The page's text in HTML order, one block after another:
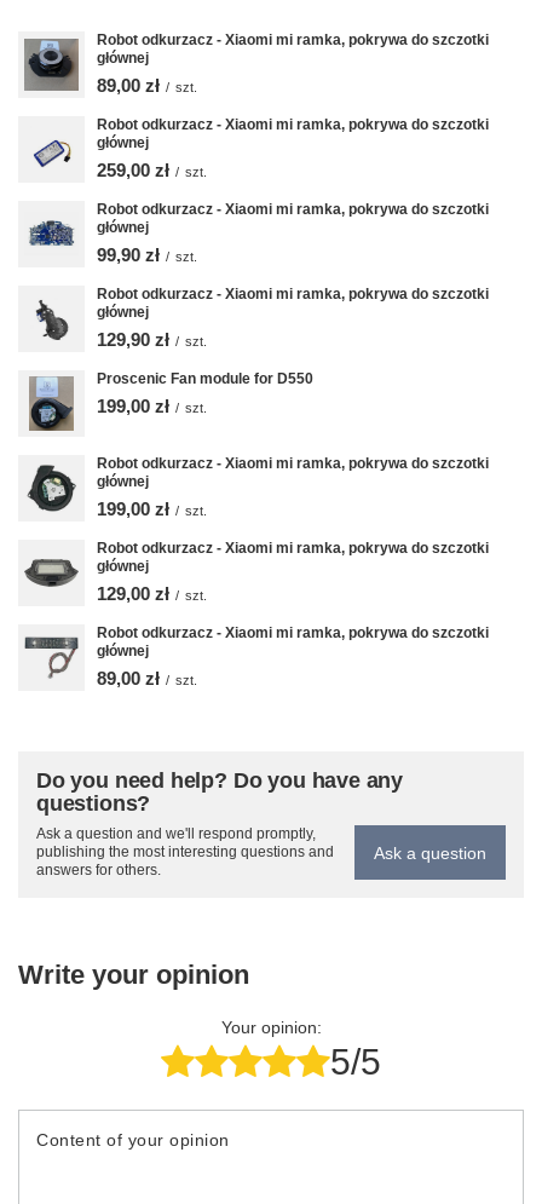
Robot odkurzacz - Xiaomi mi ramka, pokrywa do szczotki
głównej
89,00 zł / szt.
Robot odkurzacz - Xiaomi mi ramka, pokrywa do szczotki
głównej
259,00 zł / szt.
Robot odkurzacz - Xiaomi mi ramka, pokrywa do szczotki
głównej
99,90 zł / szt.
Robot odkurzacz - Xiaomi mi ramka, pokrywa do szczotki
głównej
129,90 zł / szt.
Proscenic Fan module for D550
199,00 zł / szt.
Robot odkurzacz - Xiaomi mi ramka, pokrywa do szczotki
głównej
199,00 zł / szt.
Robot odkurzacz - Xiaomi mi ramka, pokrywa do szczotki
głównej
129,00 zł / szt.
Robot odkurzacz - Xiaomi mi ramka, pokrywa do szczotki
głównej
89,00 zł / szt.
Do you need help? Do you have any
questions?
Ask a question and we'll respond promptly,
publishing the most interesting questions and
answers for others.
Ask a question
Write your opinion
Your opinion:
5/5
Content of your opinion